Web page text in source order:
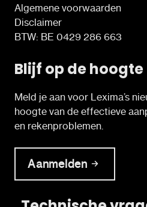
Algemene voorwaarden
Disclaimer
BTW: BE 0429 286 663
Blijf op de hoogte
Meld je aan voor Lexima’s
hoogte van de effectieve
en rekenproblemen.
Aanmelden